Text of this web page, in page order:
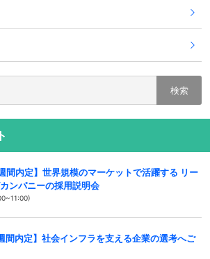
検索
間内定】世界規模のマーケットで活躍する リー
ンパニーの採用説明会
間内定】社会インフラを支える企業の選考へご